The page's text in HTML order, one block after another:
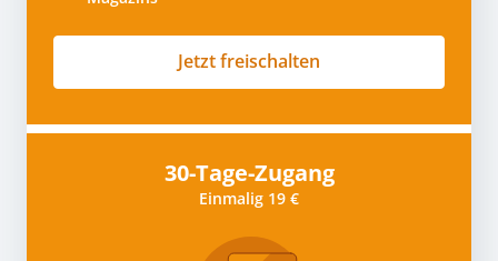
Jetzt freischalten
30-Tage-Zugang
Einmalig 19 €